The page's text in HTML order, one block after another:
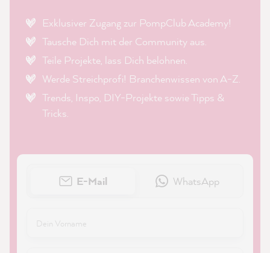
Exklusiver Zugang zur PompClub Academy!
Tausche Dich mit der Community aus.
Teile Projekte, lass Dich belohnen.
Werde Streichprofi! Branchenwissen von A-Z.
Trends, Inspo, DIY-Projekte sowie Tipps &
Tricks.
E-Mail WhatsApp